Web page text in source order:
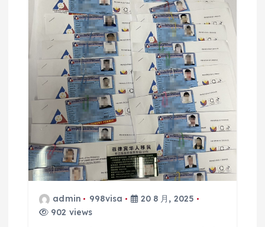
admin 998visa
20 8 月, 2025
902 views